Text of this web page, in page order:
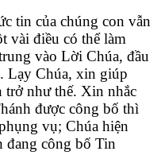
tin của chúng con vẫn
vài điều có thể làm
vào Lời Chúa, đầu
Lạy Chúa, xin giúp
trở như thế. Xin nhắc
được công bố thì
vụ; Chúa hiện
đang công bố Tin